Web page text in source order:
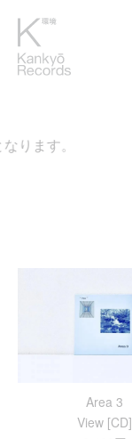
ります。
Area 3
View [CD]